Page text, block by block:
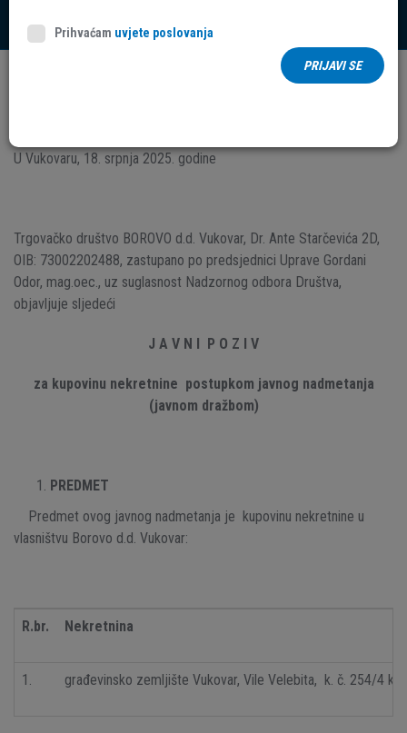
U Vukovaru, 18. srpnja 2025. godine
Trgovačko društvo BOROVO d.d. Vukovar, Dr. Ante Starčevića 2D,
OIB: 73002202488, zastupano po predsjednici Uprave Gordani
Odor, mag.oec., uz suglasnost Nadzornog odbora Društva,
objavljuje sljedeći
J A V N I P O Z I V
za kupovinu nekretnine postupkom javnog nadmetanja
(javnom dražbom)
PREDMET
Predmet ovog javnog nadmetanja je kupovinu nekretnine u
vlasništvu Borovo d.d. Vukovar:
R.br. Nekretnina
1. građevinsko zemljište Vukovar, Vile Velebita, k. č. 254/4
Prihvaćam uvjete poslovanja
PRIJAVI SE